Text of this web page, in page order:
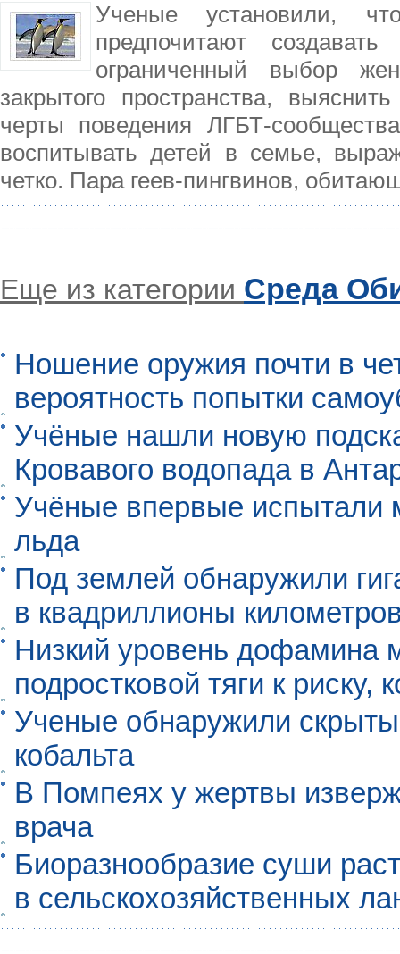
Ученые установили,
предпочитают
ограниченный выбор
закрытого пространства,
черты поведения ЛГБТ-
воспитывать детей в семье,
четко. Пара геев-пингвинов,
Еще из категории Среда
Ношение оружия почти в
вероятность попытки
Учёные нашли новую
Кровавого водопада в
Учёные впервые испытали
льда
Под землей обнаружили
в квадриллионы
Низкий уровень дофамина
подростковой тяги к риску,
Ученые обнаружили
кобальта
В Помпеях у жертвы
врача
Биоразнообразие суши
в сельскохозяйственных